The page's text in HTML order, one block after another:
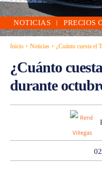
NOTICIAS PRECIOS
Inicio Noticias ¿Cuánto cuesta el
¿Cuánto
durante